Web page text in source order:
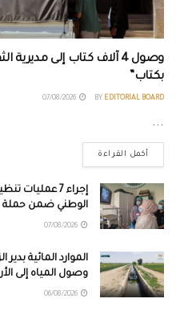
وصول 4 آلاف كتاب إلى
بكتاب”
BY EDITORIAL BOARD
...
أكمل القراءة
إجراء 7
الوطني ضمن حملة
الموارد المائية
وصول المياه إلى